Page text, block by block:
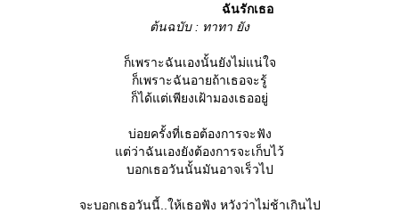
ฉันรักเธอ
ต้นฉบับ : ทาทา ยัง
ก็เพราะฉันเองนั้นยังไม่แน่ใจ
ก็เพราะฉันอายถ้าเธอจะรู้
ก็ได้แต่เพียงเฝ้ามองเธออยู่
บ่อยครั้งที่เธอต้องการจะฟัง
ต่ว่าฉันเองยังต้องการจะเก็บไว้
บอกเธอวันนั้นมันอาจเร็วไป
จะบอกเธอวันนี้..ให้เธอฟัง หวังว่าไม่ช้าเกินไป